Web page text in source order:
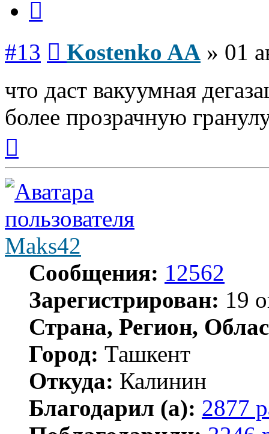
#13 Kostenko AA » 01
что даст вакуумная
более прозрачную
началу
Maks42
Сообщения: 12562
Зарегистрирован: 19
Страна, Регион,
Город: Ташкент
Откуда: Калинин
Благодарил (а): 2877